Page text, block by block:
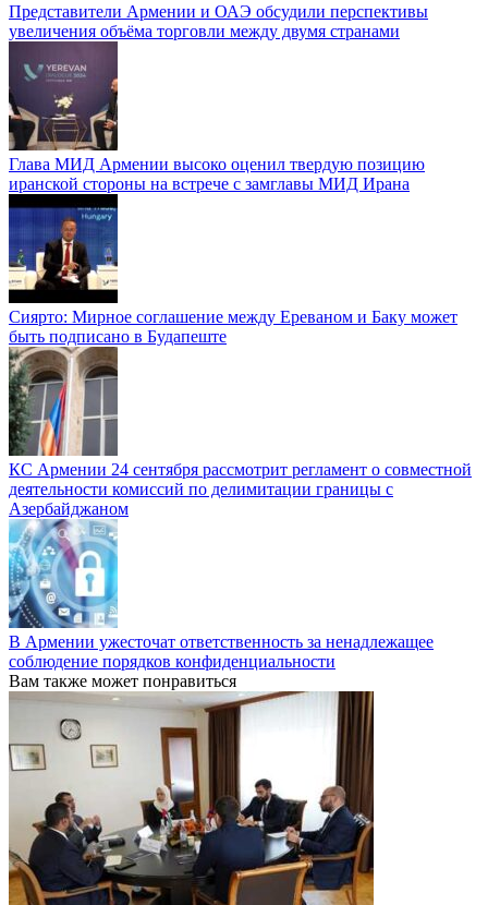
Представители Армении и ОАЭ обсудили перспективы
увеличения объёма торговли между двумя странами
Глава МИД Армении высоко оценил твердую позицию
иранской стороны на встрече с замглавы МИД Ирана
Сиярто: Мирное соглашение между Ереваном и Баку может
быть подписано в Будапеште
КС Армении 24 сентября рассмотрит регламент о совместной
деятельности комиссий по делимитации границы с
Азербайджаном
В Армении ужесточат ответственность за ненадлежащее
соблюдение порядков конфиденциальности
Вам также может понравиться